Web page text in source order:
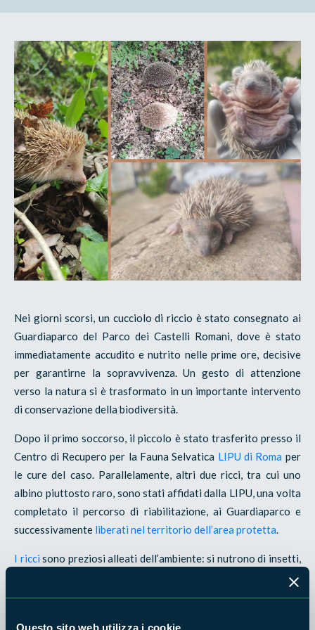
Questo sito web utilizza i cookie
Nei giorni scorsi, un cucciolo di riccio è stato consegnato ai
Guardiaparco del Parco dei Castelli Romani, dove è stato
immediatamente accudito e nutrito nelle prime ore, decisive
per garantirne la sopravvivenza. Un gesto di attenzione
verso la natura si è trasformato in un importante intervento
di conservazione della biodiversità.
Dopo il primo soccorso, il piccolo è stato trasferito presso il
Centro di Recupero per la Fauna Selvatica LIPU di Roma per
le cure del caso. Parallelamente, altri due ricci, tra cui uno
albino piuttosto raro, sono stati affidati dalla LIPU, una volta
completato il percorso di riabilitazione, ai Guardiaparco e
successivamente liberati nel territorio dell’area protetta.
I riccisono preziosi alleati dell’ambiente: si nutrono di insetti,
larve e piccoli invertebrati, contribuendo al controllo
naturale delle popolazioni di specie potenzialmente dannose.